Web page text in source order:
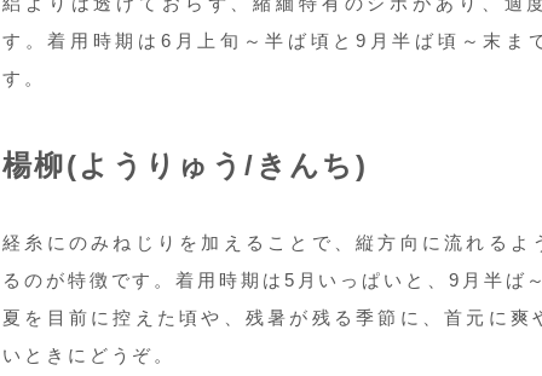
す。着用時期は6月上旬～半ば頃と9月半ば頃～末ま
す。
楊柳(ようりゅう/きんち)
経糸にのみねじりを加えることで、縦方向に流れるよ
るのが特徴です。着用時期は5月いっぱいと、9月半ば
夏を目前に控えた頃や、残暑が残る季節に、首元に爽
いときにどうぞ。